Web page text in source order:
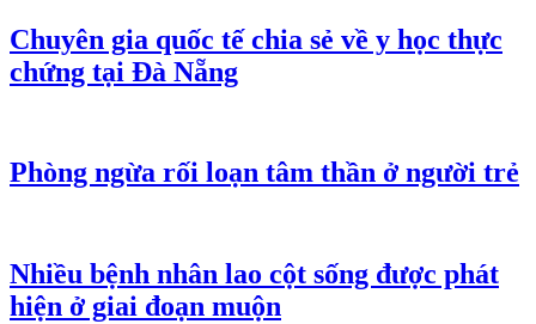
Chuyên gia quốc tế chia sẻ về y học thực
chứng tại Đà Nẵng
Phòng ngừa rối loạn tâm thần ở người trẻ
Nhiều bệnh nhân lao cột sống được phát
hiện ở giai đoạn muộn